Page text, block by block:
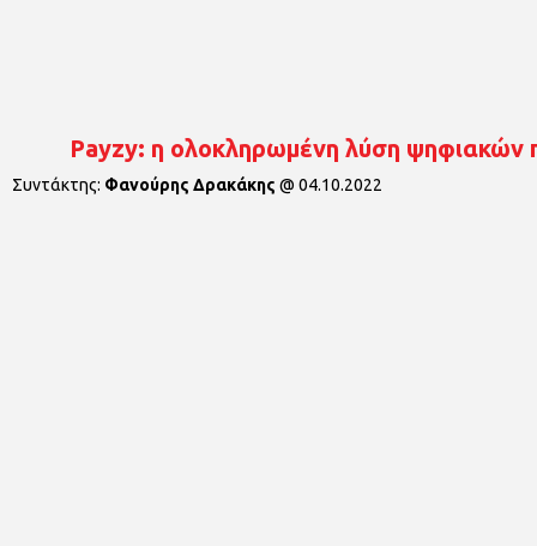
Payzy: η ολοκληρωμένη λύση
Συντάκτης: Φανούρης Δρακάκης @ 04.10.2022